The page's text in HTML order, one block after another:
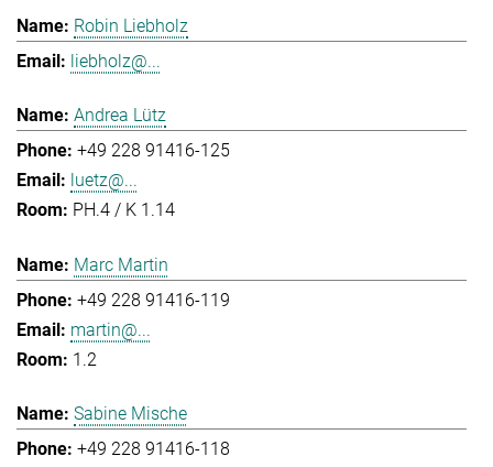
Robin Liebholz
liebholz@...
Andrea Lütz
+49 228 91416-125
luetz@...
PH.4 / K 1.14
Marc Martin
+49 228 91416-119
martin@...
1.2
Sabine Mische
+49 228 91416-118